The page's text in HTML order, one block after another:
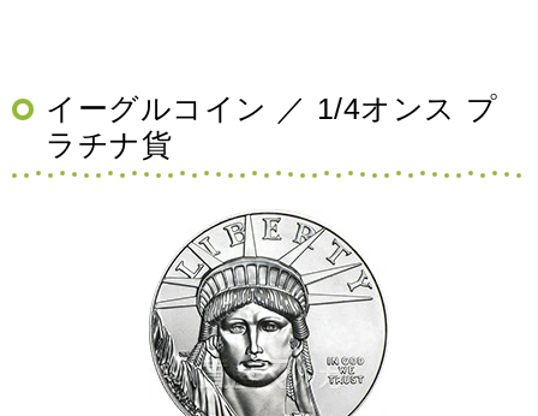
イーグルコイン ／ 1/4オンス プ
ラチナ貨